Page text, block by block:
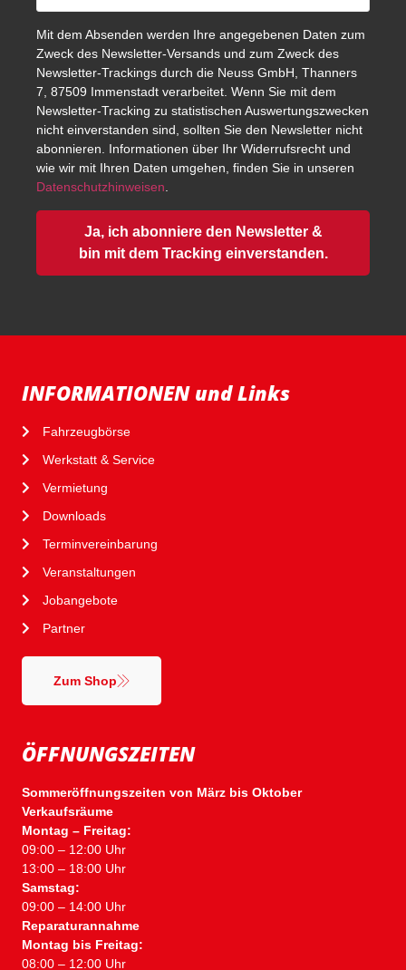
Mit dem Absenden werden Ihre angegebenen Daten zum
Zweck des Newsletter-Versands und zum Zweck des
Newsletter-Trackings durch die Neuss GmbH, Thanners
7, 87509 Immenstadt verarbeitet. Wenn Sie mit dem
Newsletter-Tracking zu statistischen Auswertungszwecken
nicht einverstanden sind, sollten Sie den Newsletter nicht
abonnieren. Informationen über Ihr Widerrufsrecht und
wie wir mit Ihren Daten umgehen, finden Sie in unseren
Datenschutzhinweisen
Ja, ich abonniere den Newsletter &
bin mit dem Tracking einverstanden.
ÖFFNUNGSZEITEN
Sommeröffnungszeiten von März bis Oktober
Verkaufsräume
Montag – Freitag:
09:00 – 12:00 Uhr
13:00 – 18:00 Uhr
Samstag:
09:00 – 14:00 Uhr
Reparaturannahme
Montag bis Freitag:
08:00 – 12:00 Uhr
INFORMATIONEN und Links
Fahrzeugbörse
Werkstatt & Service
Vermietung
Downloads
Terminvereinbarung
Veranstaltungen
Jobangebote
Partner
Zum Shop